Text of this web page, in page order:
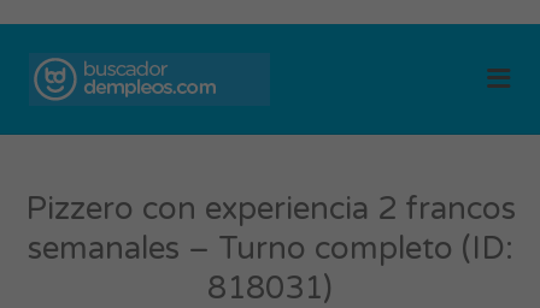
Pizzero con experiencia 2 francos
semanales – Turno completo (ID:
818031)